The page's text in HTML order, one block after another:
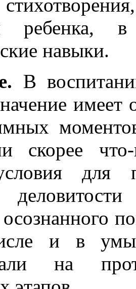
ребенка,
навыки.
В
имеет
скорее
для
осознанного
и в
на